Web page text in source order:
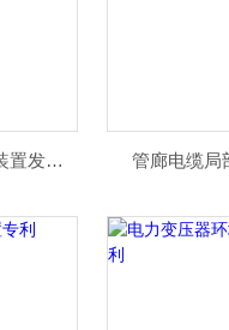
一种配网线路状态全景智能监测装置发明专利 管廊电缆局